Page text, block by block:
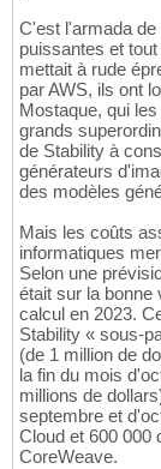
C'est l'armada
puissantes et
mettait à rude
par AWS, ils ont
Mostaque, qui
grands
de Stability à
générateurs
des modèles
Mais les coûts
informatiques
Selon une
était sur la bonne
calcul en 2023.
Stability « sous-
(de 1 million de
la fin du mois
millions de
septembre et
Cloud et 600 000
CoreWeave.